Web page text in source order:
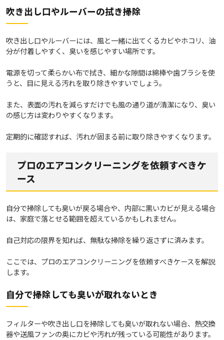
吹き出し口やルーバーの拭き掃除
吹き出し口やルーバーには、風と一緒に出てくるカビやホコリ、油
分が付着しやすく、臭いを感じやすい場所です。
電源を切って柔らかい布で拭き、細かな隙間は綿棒や歯ブラシを使
うと、目に見える汚れを取り除きやすいでしょう。
また、表面の汚れを減らすだけでも風の通り道が清潔になり、臭い
の感じ方は変わりやすくなります。
定期的に確認すれば、汚れが固まる前に取り除きやすくなります。
プロのエアコンクリーニングを依頼すべきケ
ース
自分で掃除しても臭いが戻る場合や、内部に黒いカビが見える場合
は、家庭で落とせる範囲を超えているかもしれません。
自己対応の限界を知れば、無駄な掃除を繰り返さずに済みます。
ここでは、プロのエアコンクリーニングを依頼すべきケースを解説
します。
自分で掃除しても臭いが取れないとき
フィルターや吹き出し口を掃除しても臭いが取れない場合、熱交換
器や送風ファンの奥にカビや汚れが残っている可能性があります。